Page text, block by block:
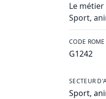
Le métier
Sport,
CODE ROME
G1242
SECTEUR
Sport,